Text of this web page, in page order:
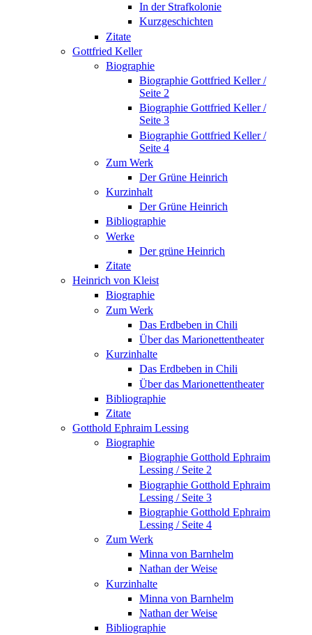
In der Strafkolonie
Kurzgeschichten
Zitate
Gottfried Keller
Biographie
Biographie Gottfried Keller /
Seite 2
Biographie Gottfried Keller /
Seite 3
Biographie Gottfried Keller /
Seite 4
Zum Werk
Der Grüne Heinrich
Kurzinhalt
Der Grüne Heinrich
Bibliographie
Werke
Der grüne Heinrich
Zitate
Heinrich von Kleist
Biographie
Zum Werk
Das Erdbeben in Chili
Über das Marionettentheater
Kurzinhalte
Das Erdbeben in Chili
Über das Marionettentheater
Bibliographie
Zitate
Gotthold Ephraim Lessing
Biographie
Biographie Gotthold Ephraim
Lessing / Seite 2
Biographie Gotthold Ephraim
Lessing / Seite 3
Biographie Gotthold Ephraim
Lessing / Seite 4
Zum Werk
Minna von Barnhelm
Nathan der Weise
Kurzinhalte
Minna von Barnhelm
Nathan der Weise
Bibliographie